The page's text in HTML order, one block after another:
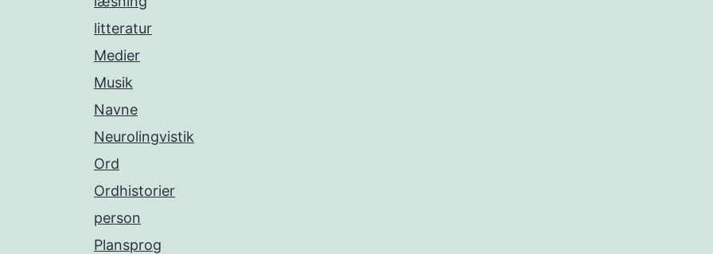
litteratur
Medier
Musik
Navne
Neurolingvistik
Ord
Ordhistorier
person
Plansprog